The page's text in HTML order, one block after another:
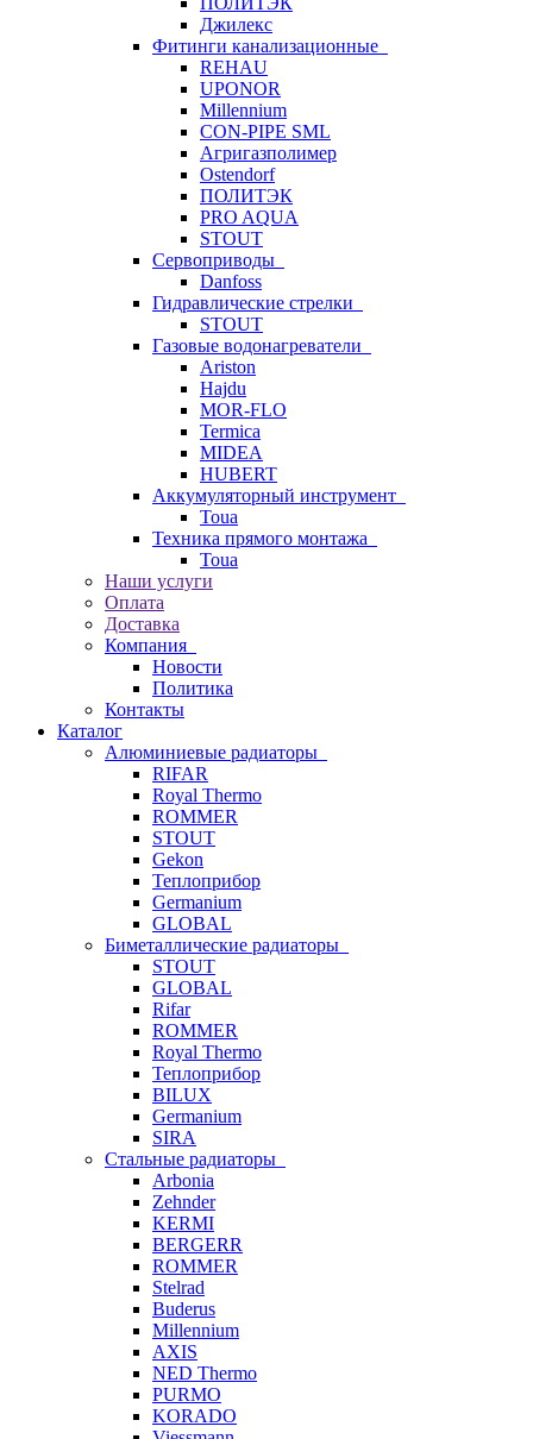
Джилекс
Фитинги канализационные
REHAU
UPONOR
Millennium
CON-PIPE SML
Агригазполимер
Ostendorf
ПОЛИТЭК
PRO AQUA
STOUT
Сервоприводы
Danfoss
Гидравлические стрелки
STOUT
Газовые водонагреватели
Ariston
Hajdu
MOR-FLO
Termica
MIDEA
HUBERT
Аккумуляторный инструмент
Toua
Техника прямого монтажа
Toua
Наши услуги
Оплата
Доставка
Компания
Новости
Политика
Контакты
Каталог
Алюминиевые радиаторы
RIFAR
Royal Thermo
ROMMER
STOUT
Gekon
Теплоприбор
Germanium
GLOBAL
Биметаллические радиаторы
STOUT
GLOBAL
Rifar
ROMMER
Royal Thermo
Теплоприбор
BILUX
Germanium
SIRA
Стальные радиаторы
Arbonia
Zehnder
KERMI
BERGERR
ROMMER
Stelrad
Buderus
Millennium
AXIS
NED Thermo
PURMO
KORADO